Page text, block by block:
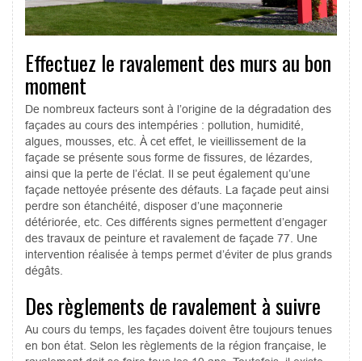
Effectuez le ravalement des murs au bon
moment
De nombreux facteurs sont à l’origine de la dégradation des
façades au cours des intempéries : pollution, humidité,
algues, mousses, etc. À cet effet, le vieillissement de la
façade se présente sous forme de fissures, de lézardes,
ainsi que la perte de l’éclat. Il se peut également qu’une
façade nettoyée présente des défauts. La façade peut ainsi
perdre son étanchéité, disposer d’une maçonnerie
détériorée, etc. Ces différents signes permettent d’engager
des travaux de peinture et ravalement de façade 77. Une
intervention réalisée à temps permet d’éviter de plus grands
dégâts.
Des règlements de ravalement à suivre
Au cours du temps, les façades doivent être toujours tenues
en bon état. Selon les règlements de la région française, le